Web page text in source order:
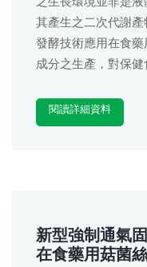
其產生之二次代謝
發酵技術應用在食
成分之生產，對保健
閱讀詳細資料
新型強制通氣
在食藥用菇菌